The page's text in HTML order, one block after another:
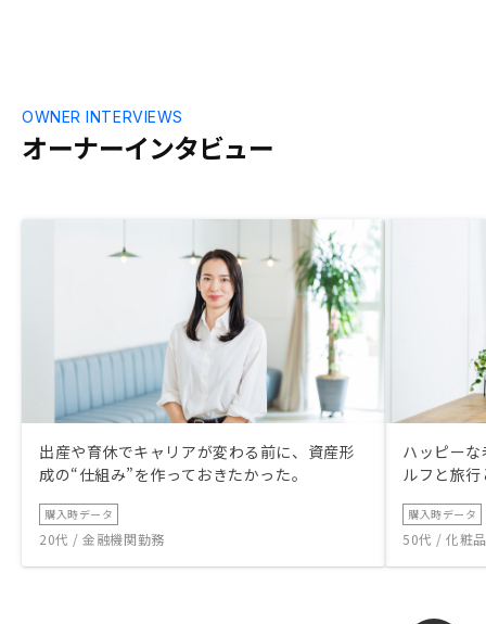
オーナーインタビュー
OWNER INTERVIEWS
出産や育休でキャリアが変わる前に、資産形
成の“仕組み”を作っておきたかった。
購入時データ
20代 / 金融機関勤務
ハッピー
ルフと旅
購入時データ
50代 / 化粧